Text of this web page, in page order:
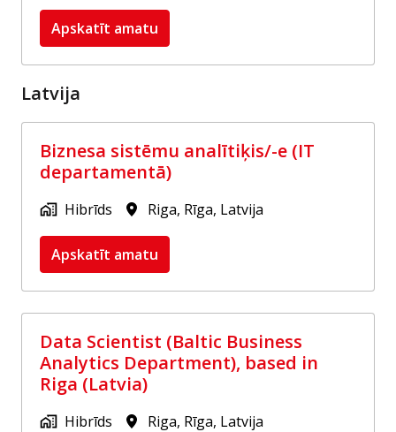
Apskatīt amatu
Latvija
Biznesa sistēmu analītiķis/-e (IT
departamentā)
Hibrīds Riga, Rīga, Latvija
Apskatīt amatu
Data Scientist (Baltic Business
Analytics Department), based in
Riga (Latvia)
Hibrīds Riga, Rīga, Latvija